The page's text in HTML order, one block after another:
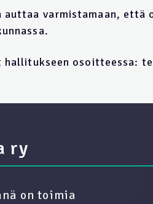
aut­taa var­mis­ta­maan,
hal­li­tuk­seen osoit­tees­sa:
ry
on toimia